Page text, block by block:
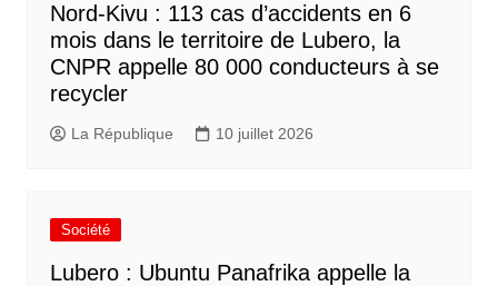
Nord-Kivu : 113 cas d’accidents en 6
mois dans le territoire de Lubero, la
CNPR appelle 80 000 conducteurs à se
recycler
La République 10 juillet 2026
Société
Lubero : Ubuntu Panafrika appelle la